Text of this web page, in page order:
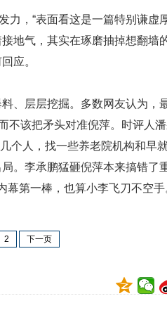
力，“表面看这是一篇特别谦虚
地气，其实在琢磨抽掉想翻墙
应。
、层层挖掘。多数网友认为，
不该把矛头对准倪萍。时评人
个人，找一些养老院机构和早
。李承鹏猛砸倪萍本来搞错了
幕第一棒，也算小李飞刀不空手
2 下一页